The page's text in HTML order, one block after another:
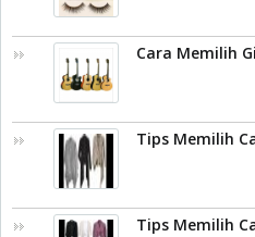
Cara Memilih
Tips Memilih
Tips Memilih